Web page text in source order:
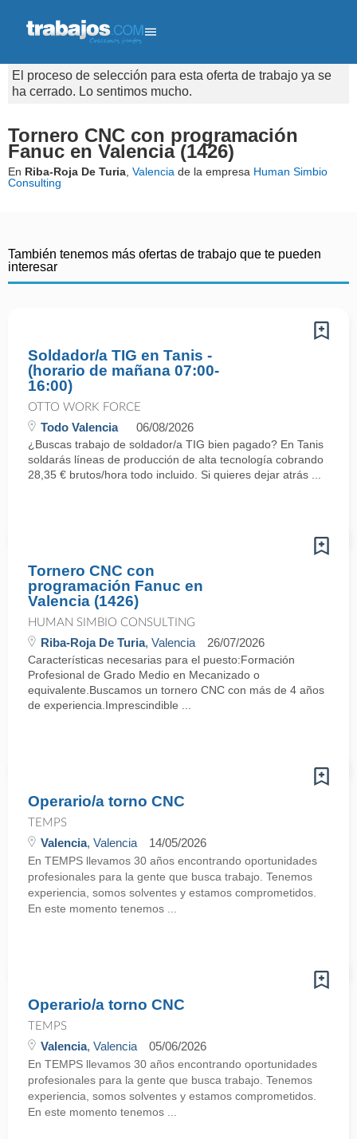
El proceso de selección para esta oferta de trabajo ya se
ha cerrado. Lo sentimos mucho.
Tornero CNC con programación
Fanuc en Valencia (1426)
En Riba-Roja De Turia Valencia de la empresa Human Simbio
Consulting
También tenemos más ofertas de trabajo que te pueden
interesar
Soldador/a TIG en Tanis -
(horario de mañana 07:00-
16:00)
OTTO WORK FORCE
Todo Valencia 06/08/2026
¿Buscas trabajo de soldador/a TIG bien pagado? En Tanis
soldarás líneas de producción de alta tecnología cobrando
28,35 € brutos/hora todo incluido. Si quieres dejar atrás ...
Tornero CNC con
programación Fanuc en
Valencia (1426)
HUMAN SIMBIO CONSULTING
Riba-Roja De Turia, Valencia 26/07/2026
Características necesarias para el puesto:Formación
Profesional de Grado Medio en Mecanizado o
equivalente.Buscamos un tornero CNC con más de 4 años
de experiencia.Imprescindible ...
Operario/a torno CNC
TEMPS
Valencia, Valencia 14/05/2026
En TEMPS llevamos 30 años encontrando oportunidades
profesionales para la gente que busca trabajo. Tenemos
experiencia, somos solventes y estamos comprometidos.
En este momento tenemos ...
Operario/a torno CNC
TEMPS
Valencia, Valencia 05/06/2026
En TEMPS llevamos 30 años encontrando oportunidades
profesionales para la gente que busca trabajo. Tenemos
experiencia, somos solventes y estamos comprometidos.
En este momento tenemos ...